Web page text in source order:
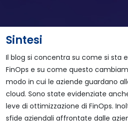
Sintesi
Il blog si concentra su come si sta
FinOps e su come questo
modo in cui le aziende guardano
cloud. Sono state evidenziate
leve di ottimizzazione di FinOps.
sfide aziendali affrontate dalle